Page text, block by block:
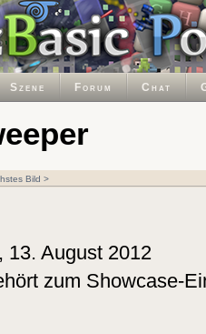
Szene Forum Chat
Bild >
13. August 2012
zum Showcase-